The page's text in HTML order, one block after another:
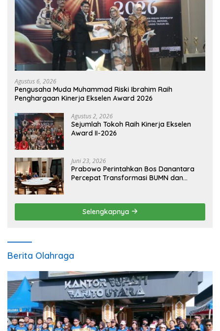
Agustus 6, 2026
Pengusaha Muda Muhammad Riski Ibrahim Raih
Penghargaan Kinerja Ekselen Award 2026
Agustus 2, 2026
Sejumlah Tokoh Raih Kinerja Ekselen
Award II-2026
Juni 23, 2026
Prabowo Perintahkan Bos Danantara
Percepat Transformasi BUMN dan
Selengkapnya
Berita Olahraga